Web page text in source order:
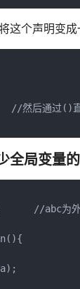
这个声明变成
()直接调用
全局变量
//abc为外部